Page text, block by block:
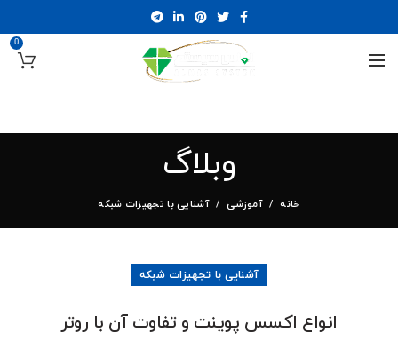
0
وبلاگ
خانه آموزشی آشنایی با تجهیزات شبکه
آشنایی با تجهیزات شبکه
انواع اکسس پوینت و تفاوت آن با روتر